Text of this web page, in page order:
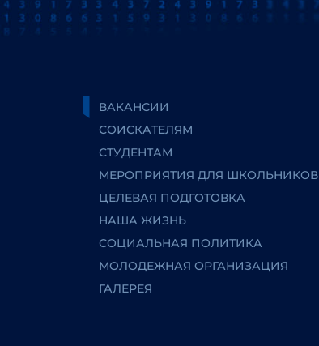
ВАКАНСИИ
СОИСКАТЕЛЯМ
СТУДЕНТАМ
МЕРОПРИЯТИЯ ДЛЯ ШКОЛЬНИКОВ
ЦЕЛЕВАЯ ПОДГОТОВКА
НАША ЖИЗНЬ
СОЦИАЛЬНАЯ ПОЛИТИКА
МОЛОДЕЖНАЯ ОРГАНИЗАЦИЯ
ГАЛЕРЕЯ